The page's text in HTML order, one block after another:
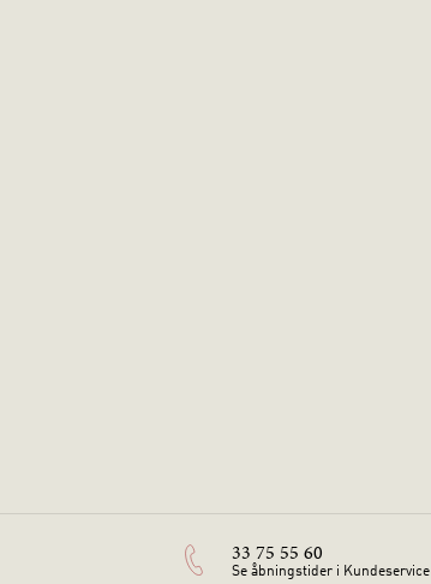
33 75 55 60
Se åbningstider i Kundeservice